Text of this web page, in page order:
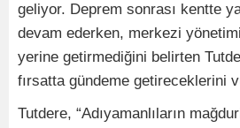
geliyor. Deprem sonrası kentte
devam ederken, merkezi
yerine getirmediğini belirten
fırsatta gündeme getireceklerini
Tutdere, “Adıyamanlıların